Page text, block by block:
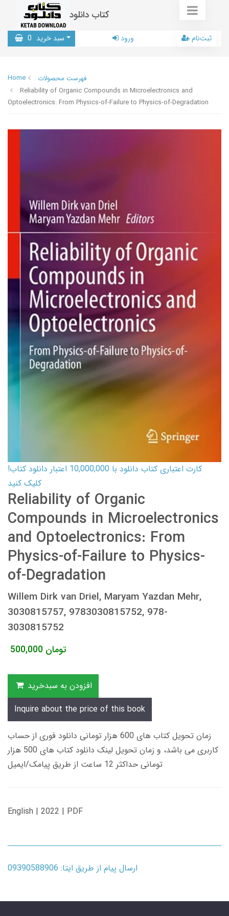
کتاب دانلود
سبد خرید 0 ورود ثبت‌نام
Home
فهرست محصولات
Reliability of Organic Compounds in Microelectronics and
Optoelectronics: From Physics-of-Failure to Physics-of-Degradation
کارت اعتباری کتاب دانلود با 10,000,000 اعتبار دانلود کتاب!
کلیک کنید
Reliability of Organic
Compounds in Microelectronics
and Optoelectronics: From
Physics-of-Failure to Physics-
of-Degradation
Willem Dirk van Driel, Maryam Yazdan Mehr,
3030815757, 9783030815752, 978-
3030815752
500,000 تومان
افزودن به سبدخرید
Inquire about the price of this book
زمان تحویل کتاب های 600 هزار تومانی دانلود فوری از حساب
کاربری می باشد، و زمان تحویل لینک دانلود کتاب های 500 هزار
تومانی حداکثر 12 ساعت از طریق پیامک/ایمیل
English | 2022 | PDF
ارسال پیام از طریق ایتا: 09390588906